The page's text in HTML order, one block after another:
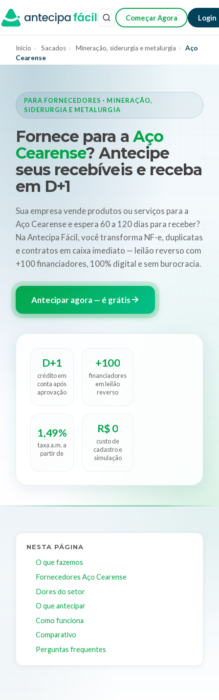
Começar Agora Login
Início › Sacados › Mineração, siderurgia e metalurgia ›
Aço
Cearense
PARA FORNECEDORES · MINERAÇÃO,
SIDERURGIA E METALURGIA
Fornece para a Aço
Cearense? Antecipe
seus recebíveis e receba
em D+1
Sua empresa vende produtos ou serviços para a
Aço Cearense e espera 60 a 120 dias para receber?
Na Antecipa Fácil, você transforma NF-e, duplicatas
e contratos em caixa imediato — leilão reverso com
+100 financiadores, 100% digital e sem burocracia.
Antecipar agora — é grátis
D+1
crédito em
conta após
aprovação
+100
financiadores
em leilão
reverso
1,49%
taxa a.m. a
partir de
R$ 0
custo de
cadastro e
simulação
NESTA PÁGINA
O que fazemos
Fornecedores Aço Cearense
Dores do setor
O que antecipar
Como funciona
Comparativo
Perguntas frequentes